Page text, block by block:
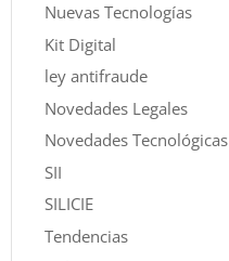
Nuevas Tecnologías
Kit Digital
ley antifraude
Novedades Legales
Novedades Tecnológicas
SII
SILICIE
Tendencias